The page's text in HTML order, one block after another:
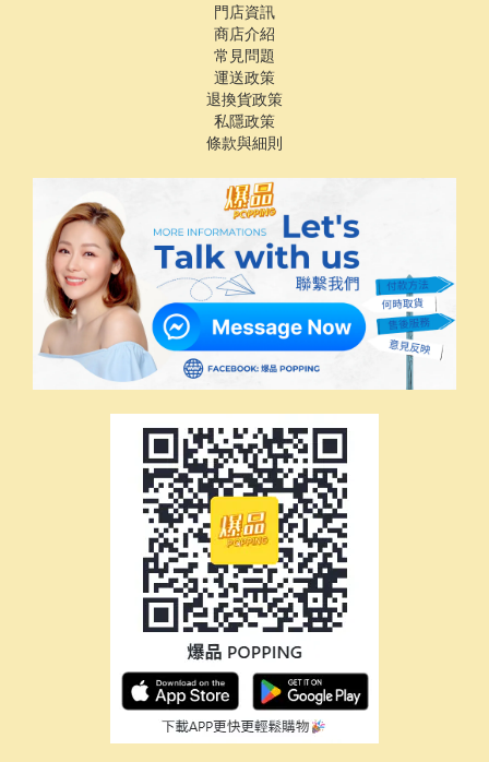
門店資訊
商店介紹
常見問題
運送政策
退換貨政策
私隱政策
條款與細則